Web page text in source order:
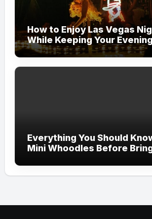
How to Enjoy Las Vegas
While Keeping Your
Organized
Everything You Should
Mini Whoodles Before